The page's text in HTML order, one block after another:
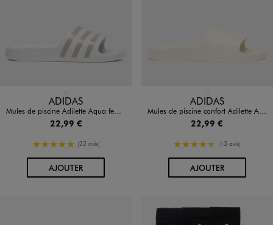
Disponible en 1 coloris
ADIDAS
Mules de piscine Adilette Aqua femme - Adidas
22,99 €
5/5 de moyenne
(22 avis)
AJOUTERAU PANIER
Disponible en 1 coloris
ADIDAS
Mules de piscine confort Adilette Aqua homme - Adidas
22,99 €
4.5/5 de moyenne
(13 avis)
AJOUTERAU PANIER